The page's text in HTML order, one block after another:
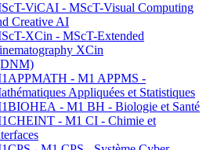
ViCAI - MScT-Visual Computing
Creative AI
XCin - MScT-Extended
XCin
- M1 APPMS -
Appliquées et Statistiques
- M1 BH - Biologie et Santé
- M1 CI - Chimie et